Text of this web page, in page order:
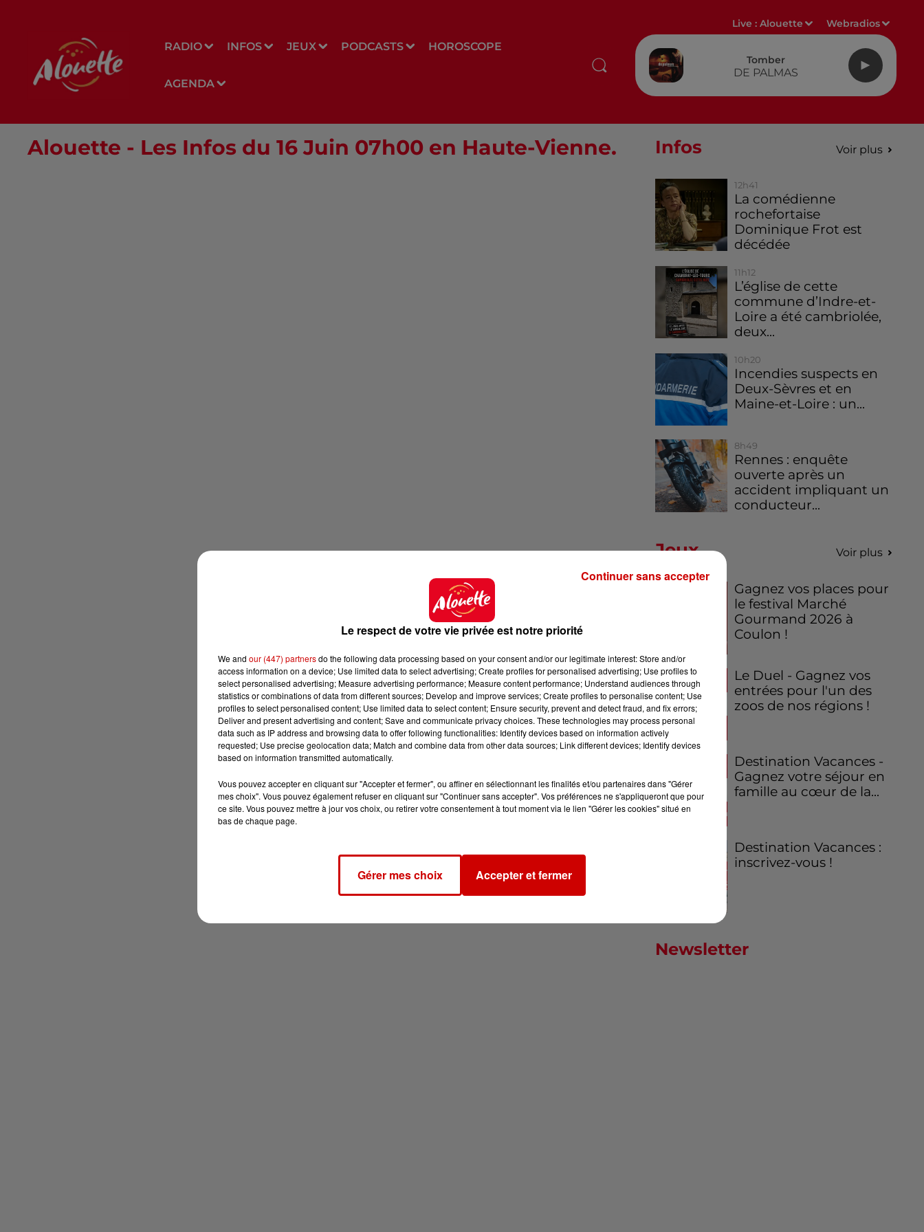
RADIO INFOS JEUX PODCASTS HOROSCOPE
AGENDA
Live :Alouette Webradios
Tomber
DE PALMAS
Alouette - Les Infos du 16 Juin 07h00 en Haute-Vienne. Infos Voir plus
12h41
La comédienne
rochefortaise
Dominique Frot est
décédée
11h12
L’église de cette
commune d’Indre-et-
Loire a été cambriolée,
deux...
10h20
Incendies suspects en
Deux-Sèvres et en
Maine-et-Loire : un...
8h49
Rennes : enquête
ouverte après un
accident impliquant un
conducteur...
Jeux Voir plus
Gagnez vos places pour
le festival Marché
Gourmand 2026 à
Coulon !
Le Duel - Gagnez vos
entrées pour l'un des
zoos de nos régions !
Destination Vacances -
Gagnez votre séjour en
famille au cœur de la...
Destination Vacances :
inscrivez-vous !
Newsletter
Le respect de votre vie privée est notre priorité
We and our (447) partnersdo the following data processing based on your consent and/or our legitimate interest: Store and/or
access information on a device; Use limited data to select advertising; Create profiles for personalised advertising; Use profiles to
select personalised advertising; Measure advertising performance; Measure content performance; Understand audiences through
statistics or combinations of data from different sources; Develop and improve services; Create profiles to personalise content; Use
profiles to select personalised content; Use limited data to select content; Ensure security, prevent and detect fraud, and fix errors;
Deliver and present advertising and content; Save and communicate privacy choices. These technologies may process personal
data such as IP address and browsing data to offer following functionalities: Identify devices based on information actively
requested; Use precise geolocation data; Match and combine data from other data sources; Link different devices; Identify devices
based on information transmitted automatically.
Vous pouvez accepter en cliquant sur "Accepter et fermer", ou affiner en sélectionnant les finalités et/ou partenaires dans "Gérer
mes choix". Vous pouvez également refuser en cliquant sur "Continuer sans accepter". Vos préférences ne s'appliqueront que pour
ce site. Vous pouvez mettre à jour vos choix, ou retirer votre consentement à tout moment via le lien "Gérer les cookies" situé en
bas de chaque page.
Gérer mes choix Accepter et fermer
Continuer sans accepter